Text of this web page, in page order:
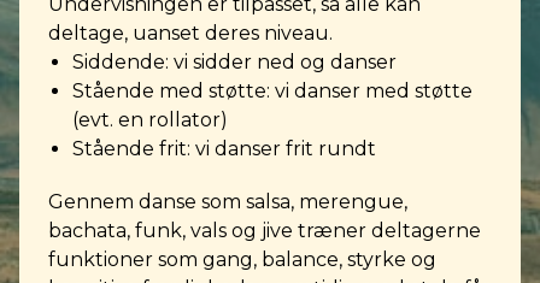
deltage, uanset deres niveau.
Siddende: vi sidder ned og danser
Stående med støtte: vi danser med støtte
(evt. en rollator)
Stående frit: vi danser frit rundt
Gennem danse som salsa, merengue,
bachata, funk, vals og jive træner deltagerne
funktioner som gang, balance, styrke og